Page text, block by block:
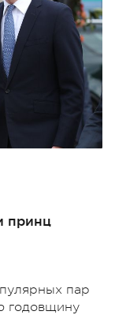
принц
пар
годовщину